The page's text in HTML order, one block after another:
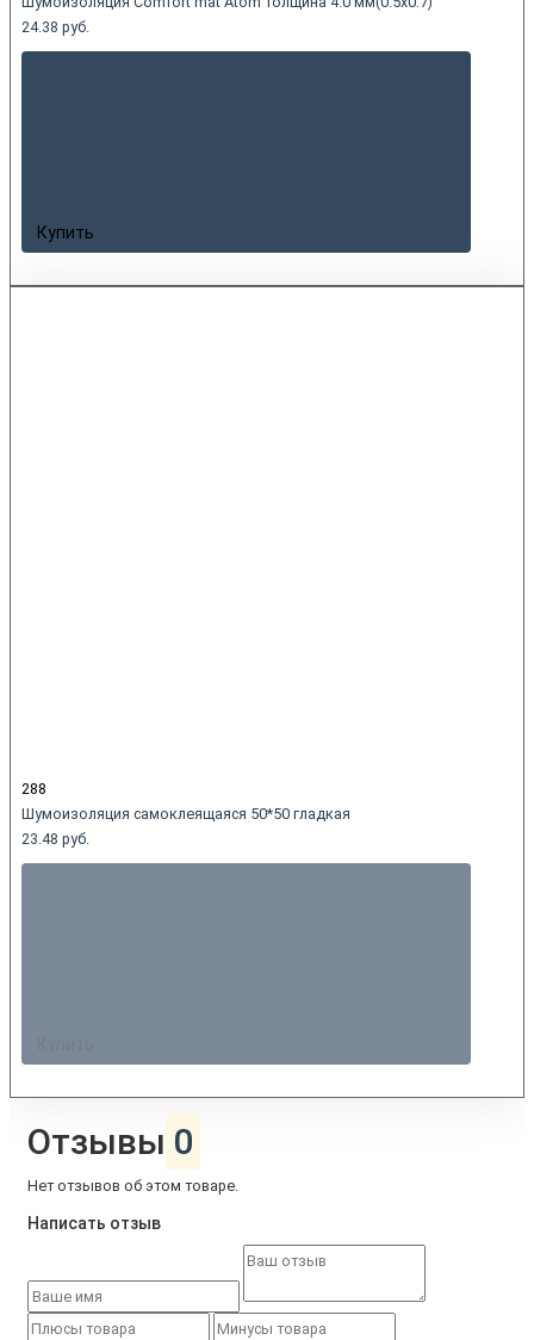
24.38 руб.
Купить
288
Шумоизоляция самоклеящаяся 50*50 гладкая
23.48 руб.
Отзывы 0
Нет отзывов об этом товаре.
Написать отзыв